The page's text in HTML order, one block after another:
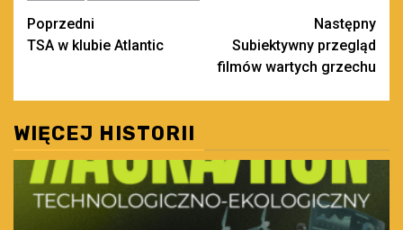
Zobacz
wpisy
Poprzedni
TSA w klubie Atlantic
Następny
Subiektywny przegląd
filmów wartych grzechu
WIĘCEJ HISTORII